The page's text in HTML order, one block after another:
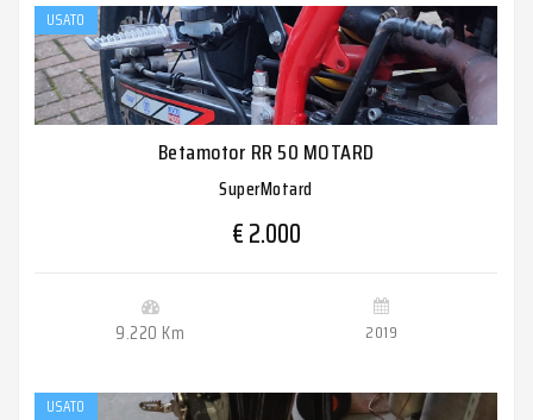
USATO
Betamotor RR 50 MOTARD
SuperMotard
€ 2.000
9.220 Km 2019
USATO